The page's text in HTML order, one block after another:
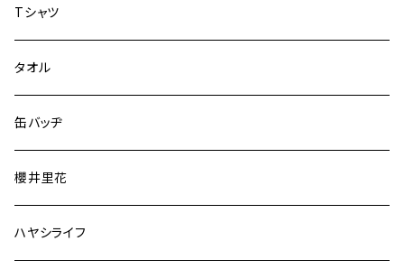
Tシャツ
タオル
缶バッヂ
櫻井里花
ハヤシライフ